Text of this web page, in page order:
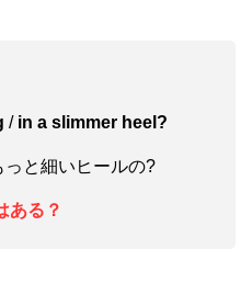
/in a slimmer heel?
と細いヒールの?
ある？